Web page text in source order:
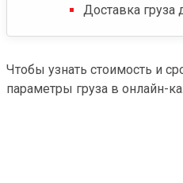
Доставка груза
Чтобы узнать стоимость и
параметры груза в онлайн-